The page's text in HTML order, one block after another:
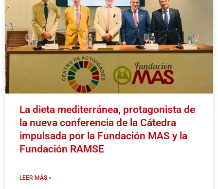
La dieta mediterránea, protagonista de
la nueva conferencia de la Cátedra
impulsada por la Fundación MAS y la
Fundación RAMSE
LEER MÁS »